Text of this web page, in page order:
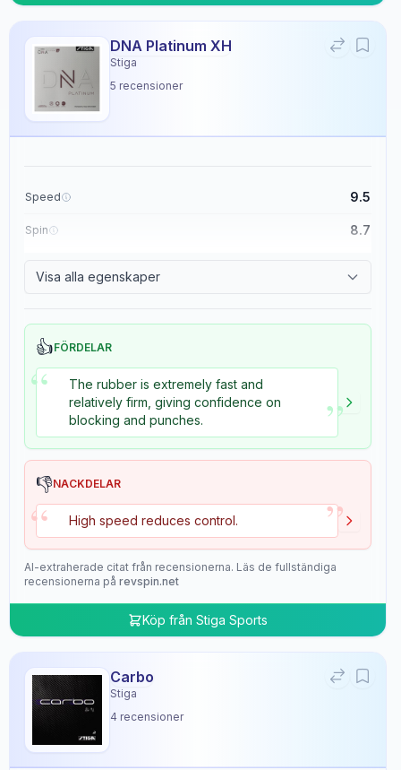
DNA Platinum XH
Stiga
5 recensioner
Speed 9.5
Spin 8.7
Visa alla egenskaper
👍FÖRDELAR
“
The rubber is extremely fast and
relatively firm, giving confidence on
blocking and punches.
”
👎NACKDELAR
“ High speed reduces control. ”
AI-extraherade citat från recensionerna. Läs de fullständiga
recensionerna på revspin.net
Köp från Stiga Sports
Carbo
Stiga
4 recensioner